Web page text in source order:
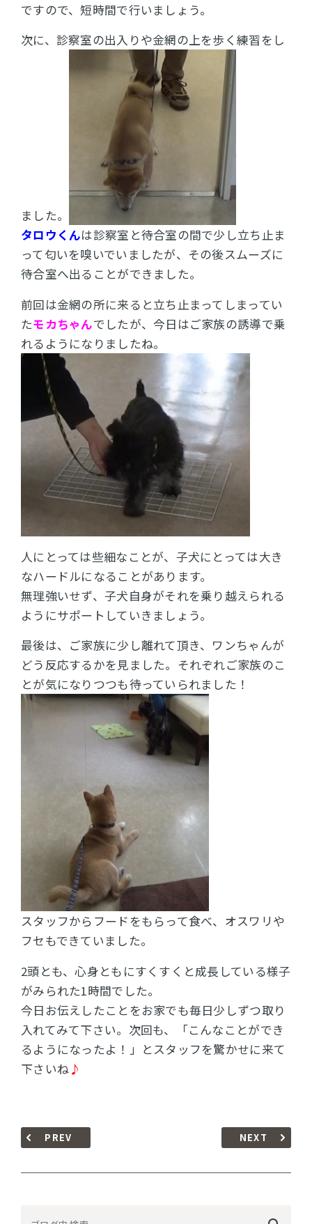
ですので、短時間で行いましょう。
次に、診察室の出入りや金網の上を歩く練習をし
ました。
タロウくんは診察室と待合室の間で少し立ち止ま
って匂いを嗅いでいましたが、その後スムーズに
待合室へ出ることができました。
前回は金網の所に来ると立ち止まってしまってい
たモカちゃんでしたが、今日はご家族の誘導で乗
れるようになりましたね。
人にとっては些細なことが、子犬にとっては大き
なハードルになることがあります。
無理強いせず、子犬自身がそれを乗り越えられる
ようにサポートしていきましょう。
最後は、ご家族に少し離れて頂き、ワンちゃんが
どう反応するかを見ました。それぞれご家族のこ
とが気になりつつも待っていられました！
スタッフからフードをもらって食べ、オスワリや
フセもできていました。
2頭とも、心身ともにすくすくと成長している様子
がみられた1時間でした。
今日お伝えしたことをお家でも毎日少しずつ取り
入れてみて下さい。次回も、「こんなことができ
るようになったよ！」とスタッフを驚かせに来て
下さいね ♪
PREV NEXT